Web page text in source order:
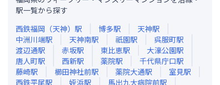
駅一覧から探す
西鉄福岡（天神） 駅 博多駅 天神駅
中洲川端駅 天神南駅 祇園駅 呉服町駅
渡辺通駅 赤坂駅 東比恵駅 大濠公園駅
唐人町駅 西新駅 薬院駅 千代県庁口駅
藤崎駅 櫛田神社前駅 薬院大通駅 室見駅
西鉄平尾駅 姪浜駅 馬出九大病院前駅